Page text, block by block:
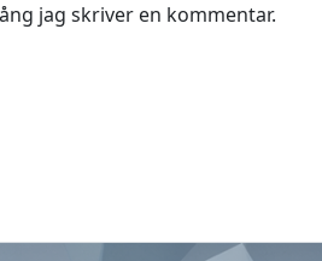
jag skriver en kommentar.